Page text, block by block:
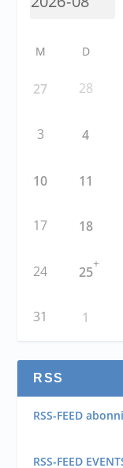
M D
27 28
3 4
10 11
17 18
24 25
+
31 1
RSS
RSS-FEED
RSS-FEED